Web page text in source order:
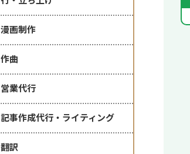
漫画制作
作曲
営業代行
記事作成代行・ライティング
翻訳